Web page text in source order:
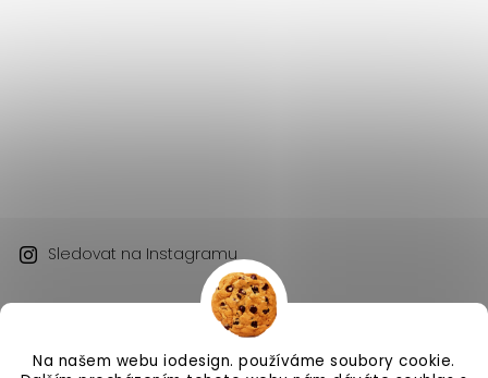
Na našem webu iodesign. používáme soubory cookie.
Sledovat na Instagramu